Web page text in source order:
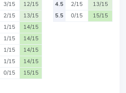
3/15
12/15
2/15
13/15
1/15
14/15
1/15
14/15
1/15
14/15
1/15
14/15
0/15 15/15
4.5
2/15
13/15
5.5
0/15 15/15